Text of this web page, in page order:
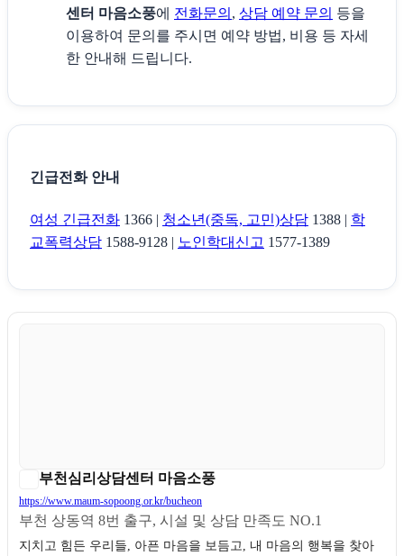
센터 마음소풍에 전화문의 , 상담 예약 문의 등을
이용하여 문의를 주시면 예약 방법, 비용 등 자세
한 안내해 드립니다.
긴급전화 안내
여성 긴급전화 1366 | 청소년(중독, 고민)상담 1388 | 학
교폭력상담 1588-9128 | 노인학대신고 1577-1389
부천심리상담센터 마음소풍
https://www.maum-sopoong.or.kr/bucheon
부천 상동역 8번 출구, 시설 및 상담 만족도 NO.1
지치고 힘든 우리들, 아픈 마음을 보듬고, 내 마음의 행복을 찾아